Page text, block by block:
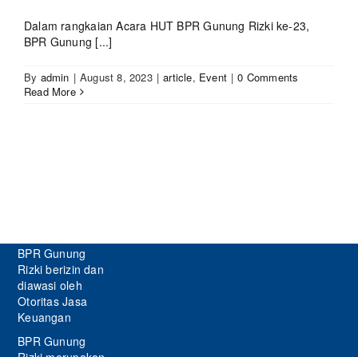
Dalam rangkaian Acara HUT BPR Gunung Rizki ke-23,
BPR Gunung [...]
By admin | August 8, 2023 | article, Event | 0 Comments
Read More
BPR Gunung
Rizki berizin dan
diawasi oleh
Otoritas Jasa
Keuangan
BPR Gunung